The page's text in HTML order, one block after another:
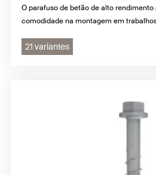
O parafuso de betão de alto rendimento
comodidade na montagem em
21 variantes